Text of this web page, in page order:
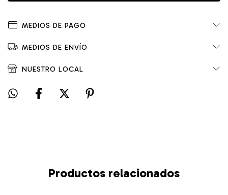
MEDIOS DE PAGO
MEDIOS DE ENVÍO
NUESTRO LOCAL
Productos relacionados